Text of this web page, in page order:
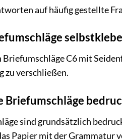
auf häufig gestellte
C6 mit
zu verschließen.
Briefumschläge
sind grundsätzlich
Papier mit der Grammatur